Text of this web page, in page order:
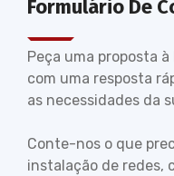
Formulário De
Peça uma proposta
com uma resposta
as necessidades da
Conte-nos o que
instalação de redes,